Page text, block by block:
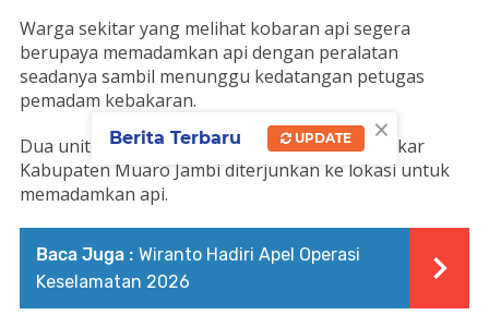
Warga sekitar yang melihat kobaran api segera
berupaya memadamkan api dengan peralatan
seadanya sambil menunggu kedatangan petugas
pemadam kebakaran.
Dua unit mobil pemadam kebakaran dari Damkar
Kabupaten Muaro Jambi diterjunkan ke lokasi untuk
memadamkan api.
Baca Juga : Wiranto Hadiri Apel Operasi
Keselamatan 2026
×
Berita Terbaru UPDATE